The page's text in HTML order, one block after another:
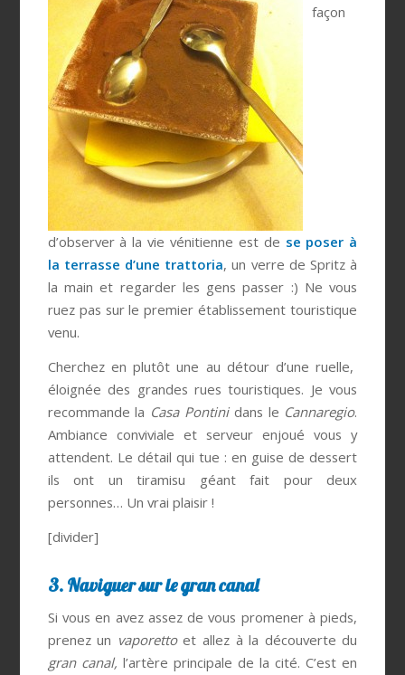
façon
d’observer à la vie vénitienne est de se poser à
la terrasse d’une trattoria, un verre de Spritz à
la main et regarder les gens passer :) Ne vous
ruez pas sur le premier établissement touristique
venu.
Cherchez en plutôt une au détour d’une ruelle,
éloignée des grandes rues touristiques. Je vous
recommande la Casa Pontinidans le Cannaregio.
Ambiance conviviale et serveur enjoué vous y
attendent. Le détail qui tue : en guise de dessert
ils ont un tiramisu géant fait pour deux
personnes… Un vrai plaisir !
[divider]
3. Naviguer sur le gran canal
Si vous en avez assez de vous promener à pieds,
prenez un vaporettoet allez à la découverte du
gran canal, l’artère principale de la cité. C’est en